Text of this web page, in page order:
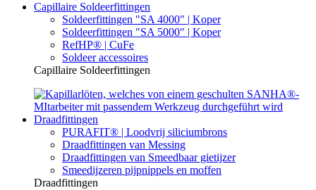
Capillaire Soldeerfittingen
Soldeerfittingen "SA 4000" | Koper
Soldeerfittingen "SA 5000" | Koper
RefHP® | CuFe
Soldeer accessoires
Capillaire Soldeerfittingen
Draadfittingen
PURAFIT® | Loodvrij siliciumbrons
Draadfittingen van Messing
Draadfittingen van Smeedbaar gietijzer
Smeedijzeren pijpnippels en moffen
Draadfittingen